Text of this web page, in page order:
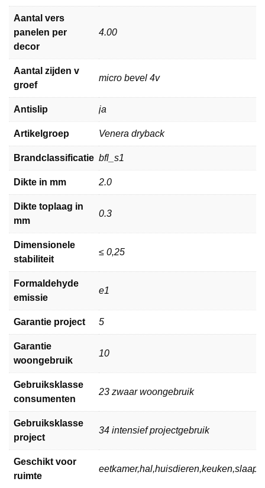
Aantal vers
panelen per
decor
4.00
Aantal zijden v
groef
micro bevel 4v
Antislip ja
Artikelgroep Venera dryback
Brandclassificatie bfl_s1
Dikte in mm 2.0
Dikte toplaag in
mm
0.3
Dimensionele
stabiliteit
≤ 0,25
Formaldehyde
emissie
e1
Garantie project 5
Garantie
woongebruik
10
Gebruiksklasse
consumenten
23 zwaar woongebruik
Gebruiksklasse
project
34 intensief projectgebruik
Geschikt voor
ruimte